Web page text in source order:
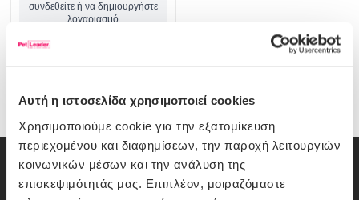
Αυτή η ιστοσελίδα χρησιμοποιεί cookies
Χρησιμοποιούμε cookie για την εξατομίκευση
περιεχομένου και διαφημίσεων, την παροχή λειτουργιών
κοινωνικών μέσων και την ανάλυση της
επισκεψιμότητάς μας. Επιπλέον, μοιραζόμαστε
συνδεθείτε ή να δημιουργήστε
λογαριασμό
Εγγραφή Newsletter